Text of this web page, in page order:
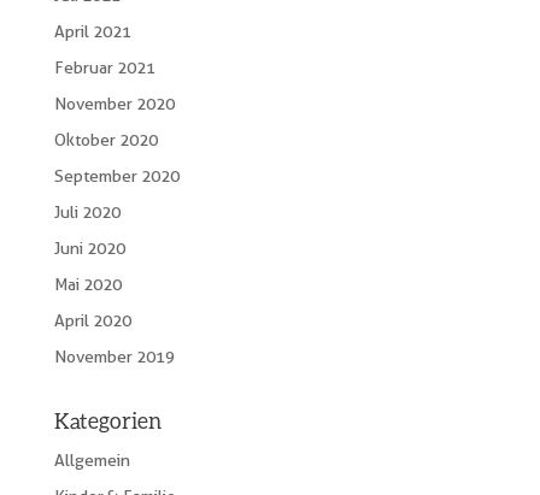
April 2021
Februar 2021
November 2020
Oktober 2020
September 2020
Juli 2020
Juni 2020
Mai 2020
April 2020
November 2019
Kategorien
Allgemein